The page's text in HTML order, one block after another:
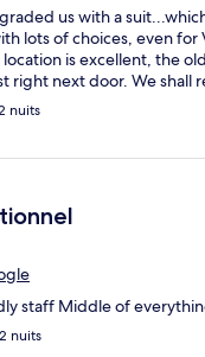
us with a
lots of choices, even for
is excellent, the
right next door. We shall
nuits
staff Middle of
nuits